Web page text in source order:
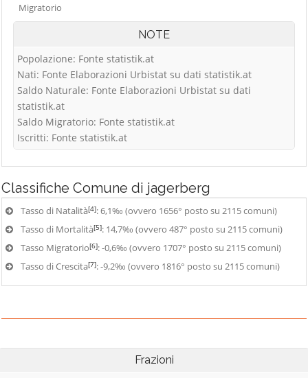
Migratorio
NOTE
Popolazione: Fonte statistik.at
Nati: Fonte Elaborazioni Urbistat su dati statistik.at
Saldo Naturale: Fonte Elaborazioni Urbistat su dati
statistik.at
Saldo Migratorio: Fonte statistik.at
Iscritti: Fonte statistik.at
Classifiche Comune di jagerberg
Tasso di Natalità[4]: 6,1‰ (ovvero 1656° posto su 2115 comuni)
Tasso di Mortalità[5]: 14,7‰ (ovvero 487° posto su 2115 comuni)
Tasso Migratorio[6]: -0,6‰ (ovvero 1707° posto su 2115 comuni)
Tasso di Crescita[7]: -9,2‰ (ovvero 1816° posto su 2115 comuni)
Frazioni